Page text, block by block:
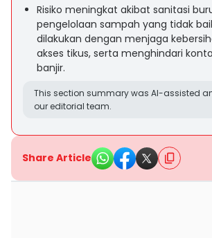
Risiko meningkat akibat sanitasi
pengelolaan sampah yang tidak
dilakukan dengan menjaga
akses tikus, serta menghindari
banjir.
This section summary was AI-assisted
our editorial team.
Share Article